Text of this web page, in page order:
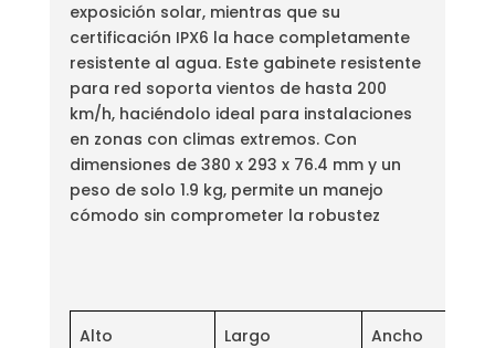
exposición solar, mientras que su
certificación IPX6 la hace completamente
resistente al agua. Este gabinete resistente
para red soporta vientos de hasta 200
km/h, haciéndolo ideal para instalaciones
en zonas con climas extremos. Con
dimensiones de 380 x 293 x 76.4 mm y un
peso de solo 1.9 kg, permite un manejo
cómodo sin comprometer la robustez
Alto Largo Ancho